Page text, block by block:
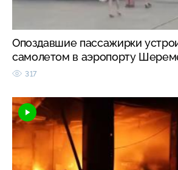
Опоздавшие пассажирки
самолетом в аэропорту
317